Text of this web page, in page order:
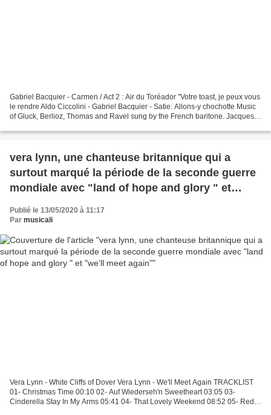
Gabriel Bacquier - Carmen / Act 2 : Air du Toréador "Votre toast, je peux vous
le rendre Aldo Ciccolini - Gabriel Bacquier - Satie: Allons-y chochotte Music
of Gluck, Berlioz, Thomas and Ravel sung by the French baritone. Jacques
vera lynn, une chanteuse britannique qui a
surtout marqué la période de la seconde guerre
mondiale avec "land of hope and glory " et
"we'll meet again"
Publié le 13/05/2020 à 11:17
Par musicali
Vera Lynn - White Cliffs of Dover Vera Lynn - We'll Meet Again TRACKLIST
01- Christmas Time 00:10 02- Auf Wiederseh'n Sweetheart 03:05 03-
Cinderella Stay In My Arms 05:41 04- That Lovely Weekend 08:52 05- Red